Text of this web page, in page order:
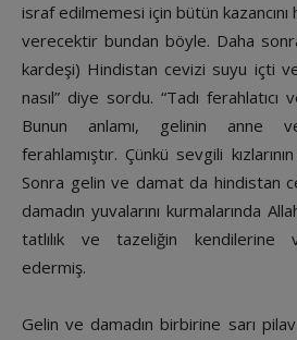
israf edilmemesi için bütün
verecektir bundan böyle. Daha
kardeşi) Hindistan cevizi suyu içti ve
nasıl” diye sordu. “Tadı ferahlatıcı
Bunun anlamı, gelinin anne
ferahlamıştır. Çünkü sevgili
Sonra gelin ve damat da hindistan
damadın yuvalarını kurmalarında
tatlılık ve tazeliğin kendilerine
edermiş.
Gelin ve damadın birbirine sarı